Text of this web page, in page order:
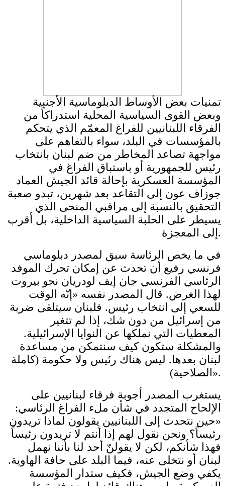
تمنيات بعض الأوساط الدبلوماسية الأجنبية
وبعض القوى السياسية المحلية استدراكاً من
الفرقاء اللبنانيين للفراغ المعمّم الذي يتحكم
بالمؤسسات في البلد، سواء بالتفاهم على
مواجهة تصاعد المخاطر من ضم لبنان بانتخاب
رئيس للجمهورية أو باستباق الفراغ في
المؤسسة العسكرية بإحالة قائد الجيش العماد
جوزاف عون إلى التقاعد بعد شهرين، تبدو صعبة
التحقيق بالنسبة إلى مراقبي المنحى الذي
يسيطر على الحلبة السياسية الداخلية، بل أقرب
إلى المعجزة.
في ما يخص الرئاسة سبق لمصدر دبلوماسي
فرنسي رفيع أن تحدث عن إمكان تحرك الموفد
الرئاسي الفرنسي جان إيف لودريان نحو بيروت
لهذا الغرض. قال المصدر نفسه «إنّه الوقت
للسعي إلى انتخاب رئيس. فلبنان سيتلقى ضربة
من إسرائيل من دون شك، إذا لم تتغير
المعطيات التي نملكها عن النوايا الإسرائيلية.
والمشكلة ستكون كيف سنتمكن من مساعدة
لبنان بعدها. ليس هناك رئيس ولا حكومة (كاملة
الصلاحية)».
يستغرب المصدر أجوبة فرقاء لبنانيين على
الإلحاح المتجدد في شأن ملء الفراغ الرئاسي:
«حين نتحدث إلى اللبنانيين يقولون لماذا تريدون
رئيساً؟ ونحن نقول لهم إذا أنتم لا تريدون رئيساً
فهذا شأنكم، لكن لا يقولنّ أحد لنا بأننا نهمل
لبنان أو نتخلى عنه، فيما البلد على حافة الهاوية.
يكفي وضع الجيش، فكيف ستدار المؤسسة